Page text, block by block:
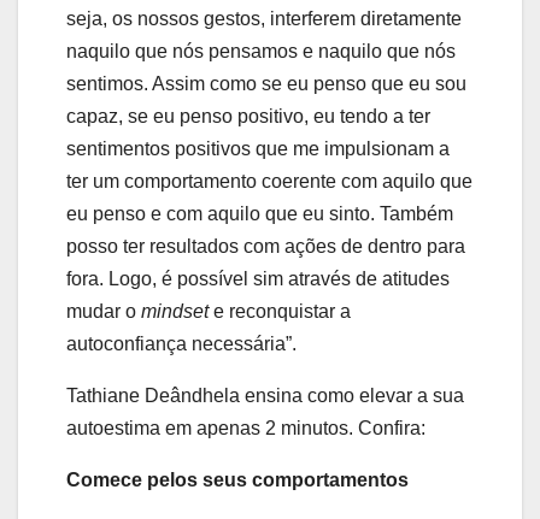
seja, os nossos gestos, interferem diretamente
naquilo que nós pensamos e naquilo que nós
sentimos. Assim como se eu penso que eu sou
capaz, se eu penso positivo, eu tendo a ter
sentimentos positivos que me impulsionam a
ter um comportamento coerente com aquilo que
eu penso e com aquilo que eu sinto. Também
posso ter resultados com ações de dentro para
fora. Logo, é possível sim através de atitudes
mudar o mindsete reconquistar a
autoconfiança necessária”.
Tathiane Deândhela ensina como elevar a sua
autoestima em apenas 2 minutos. Confira:
Comece pelos seus comportamentos